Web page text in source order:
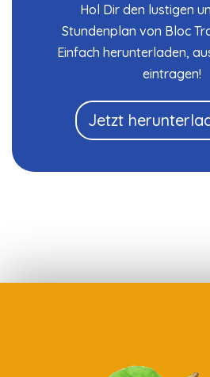
Hol Dir den lustigen
Stundenplan von Bloc
Einfach herunterladen,
eintragen!
Jetzt